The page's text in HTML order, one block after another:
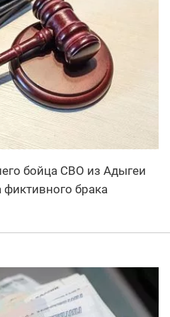
бойца СВО из Адыгеи
брака